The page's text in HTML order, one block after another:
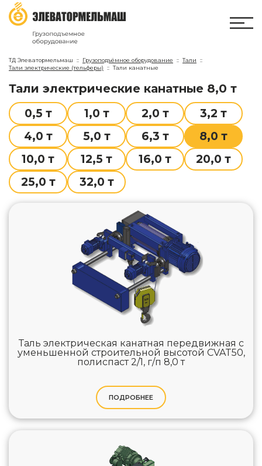
ТД Элеватормельмаш Грузоподъёмное оборудование
Тали
Тали электрические (тельферы)
Тали канатные
тали электрические канатные 8,0 т
0,5 т 1,0 т 2,0 т
3,2 т
4,0 т
5,0 т 6,3 т
8,0 т
10,0 т
12,5 т 16,0 т
20,0 т
25,0 т
32,0 т
Таль электрическая канатная передвижная с
уменьшенной строительной высотой CVAT50,
полиспаст 2/1, г/п 8,0 т
ПОДРОБНЕЕ